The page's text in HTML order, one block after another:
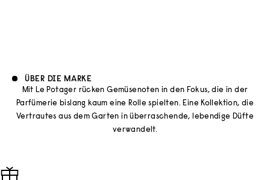
ÜBER DIE MARKE
Mit Le Potager rücken Gemüsenoten in den Fokus, die in der
Parfümerie bislang kaum eine Rolle spielten. Eine Kollektion, die
Vertrautes aus dem Garten in überraschende, lebendige Düfte
verwandelt.